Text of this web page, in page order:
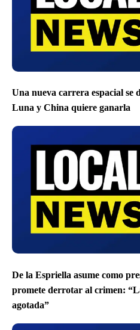
Una nueva carrera espacial se
Luna y China quiere ganarla
De la Espriella asume como
promete derrotar al crimen:
agotada”